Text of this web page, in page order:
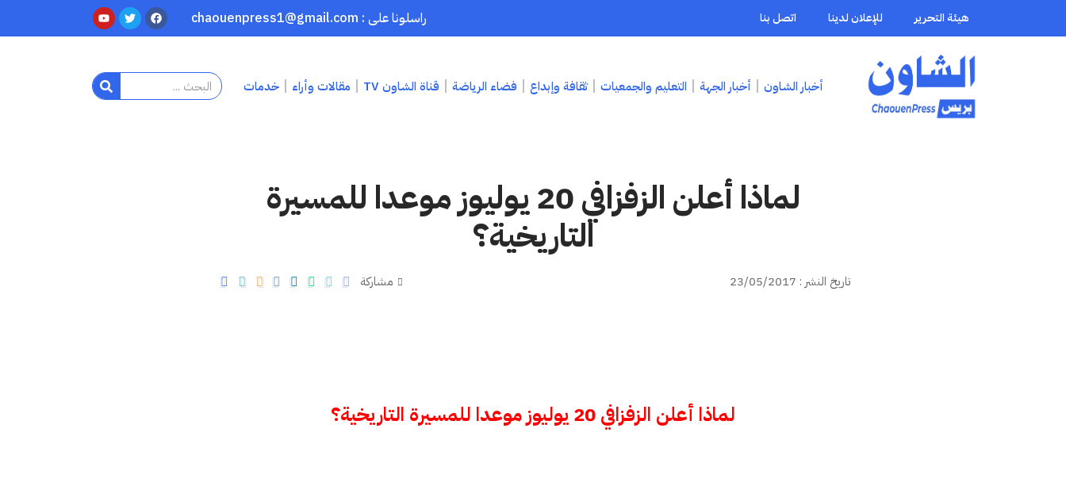
هيئة التحرير للإعلان لدينا اتصل بنا راسلونا على : chaouenpress1@gmail.com
أخبار الشاون أخبار الجهة التعليم والجمعيات ثقافة وإبداع فضاء الرياضة قناة الشاون TV مقالات وأراء خدمات
لماذا أعلن الزفزافي 20 يوليوز موعدا للمسيرة
التاريخية؟
تاريخ النشر : 23/05/2017 مشاركة
لماذا أعلن الزفزافي 20 يوليوز موعدا للمسيرة التاريخية؟